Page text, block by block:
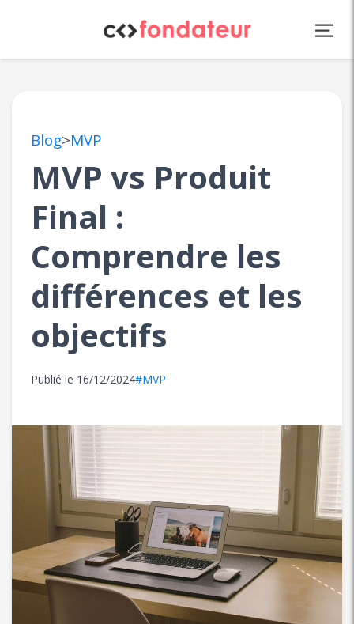
Blog>MVP
MVP vs Produit
Final :
Comprendre les
différences et les
objectifs
Publié le 16/12/2024#MVP